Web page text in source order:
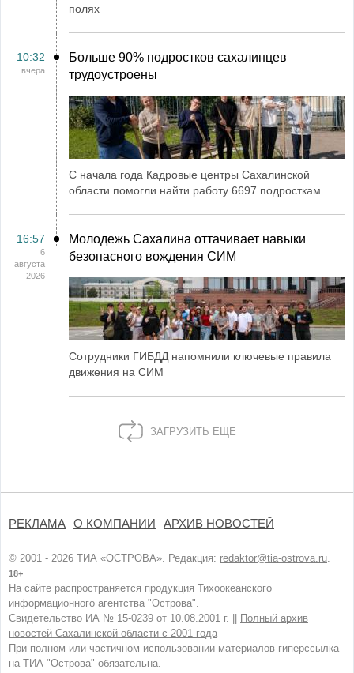
полях
10:32
вчера
Больше 90% подростков сахалинцев
трудоустроены
С начала года Кадровые центры Сахалинской
области помогли найти работу 6697 подросткам
16:57
6
августа
2026
Молодежь Сахалина оттачивает навыки
безопасного вождения СИМ
Сотрудники ГИБДД напомнили ключевые правила
движения на СИМ
ЗАГРУЗИТЬ ЕЩЕ
РЕКЛАМА О КОМПАНИИ АРХИВ НОВОСТЕЙ
© 2001 - 2026 ТИА «ОСТРОВА». Редакция: redaktor@tia-ostrova.ru.
18+
На сайте распространяется продукция Тихоокеанского
информационного агентства "Острова".
Свидетельство ИА № 15-0239 от 10.08.2001 г. ||
Полный архив
новостей Сахалинской области с 2001 года
При полном или частичном использовании материалов гиперссылка
на ТИА "Острова" обязательна.